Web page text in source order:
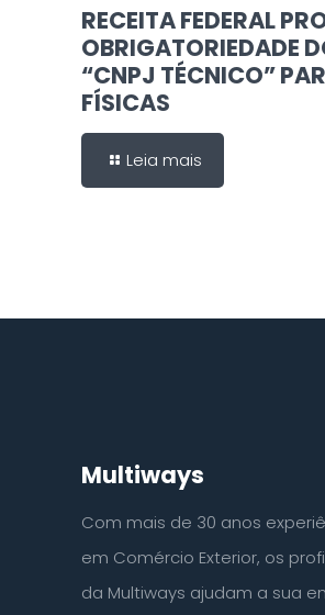
RECEITA FEDERAL
OBRIGATORIEDADE
“CNPJ TÉCNICO”
FÍSICAS
Leia mais
Multiways
Com mais de 30 anos
em Comércio Exterior, os
da Multiways ajudam a sua